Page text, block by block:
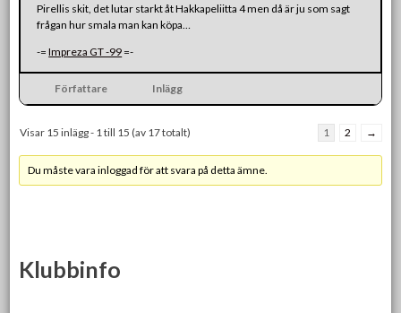
Pirellis skit, det lutar starkt åt Hakkapeliitta 4 men då är ju som sagt
frågan hur smala man kan köpa…
-=Impreza GT -99 =-
Författare Inlägg
Visar 15 inlägg - 1 till 15 (av 17 totalt) 1 2 →
Du måste vara inloggad för att svara på detta ämne.
Klubbinfo